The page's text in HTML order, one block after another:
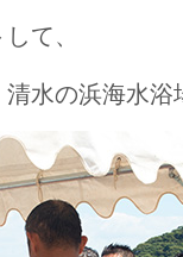
て、
水の浜海水浴